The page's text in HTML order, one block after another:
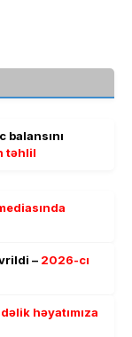
balansını
təhlil
– 2026-cı
həyatımıza